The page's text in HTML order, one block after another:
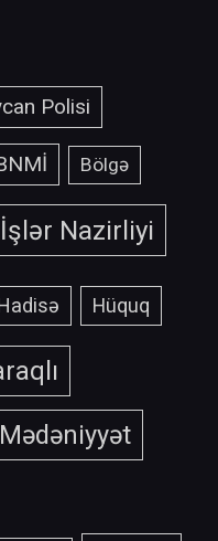
Polisi
Bölgə
Nazirliyi
Hüquq
Mədəniyyət